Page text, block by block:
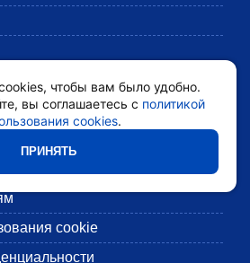
cookie
чтобы вам было удобно.
вы соглашаетесь с политикой
cookies.
ПРИНЯТЬ